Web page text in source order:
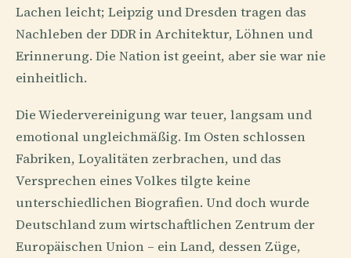
Lachen leicht; Leipzig und Dresden tragen das
Nachleben der DDR in Architektur, Löhnen und
Erinnerung. Die Nation ist geeint, aber sie war nie
einheitlich.
Die Wiedervereinigung war teuer, langsam und
emotional ungleichmäßig. Im Osten schlossen
Fabriken, Loyalitäten zerbrachen, und das
Versprechen eines Volkes tilgte keine
unterschiedlichen Biografien. Und doch wurde
Deutschland zum wirtschaftlichen Zentrum der
Europäischen Union – ein Land, dessen Züge,